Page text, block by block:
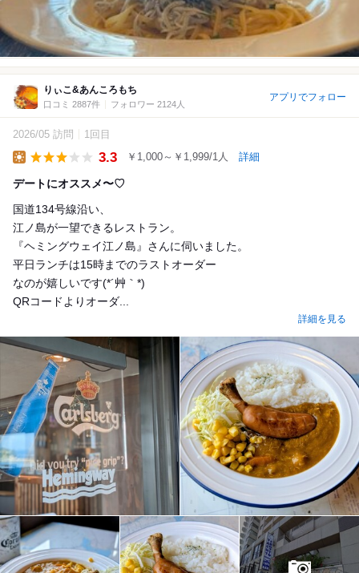
りぃこ&あんころもち
口コミ 2887件 フォロワー 2124人
アプリでフォロー
2026/05 訪問 1回目
3.3 ￥1,000～￥1,999/1人 詳細
デートにオススメ〜♡
国道134号線沿い、
江ノ島が一望できるレストラン。
『ヘミングウェイ江ノ島』さんに伺いました。
平日ランチは15時までのラストオーダー
なのが嬉しいです(*´艸｀*)
QRコードよりオーダ...
詳細を見る